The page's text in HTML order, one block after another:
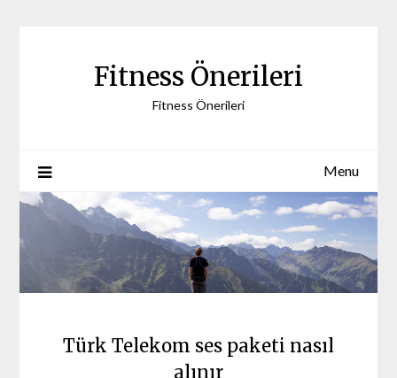
Fitness Önerileri
Fitness Önerileri
Menu
Türk Telekom ses paketi nasıl
alınır